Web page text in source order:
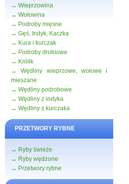
→ Wieprzowina
→ Wołowina
→ Podroby mięsne
→ Gęś, Indyk, Kaczka
→ Kura i kurczak
→ Podroby drobiowe
→ Królik
→ Wędliny wieprzowe, wołowe i
mieszane
→ Wędliny podrobowe
→ Wędliny z indyka
→ Wędliny z kurczaka
PRZETWORY RYBNE
→ Ryby świeże
→ Ryby wędzone
→ Przetwory rybne